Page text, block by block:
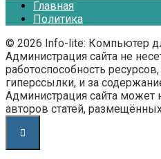
Главная
Политика
© 2026 Info-lite: Компьютер
Администрация сайта не
работоспособность
гиперссылки, и за
Администрация сайта может
авторов статей,